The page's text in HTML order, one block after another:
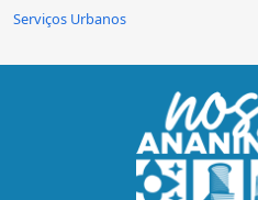
Serviços Urbanos